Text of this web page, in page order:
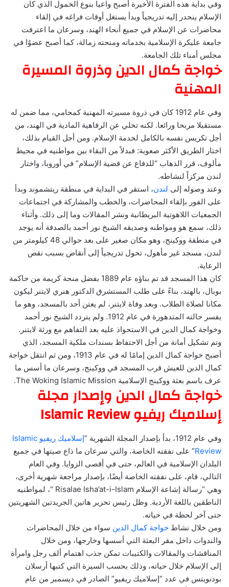
وفي بداية هذه الفترة الأخيرة أصبح واعيا بنوع الخمول الذي كان
الإسلام ينحدر إليه تدريجياً وبدأ يستغل أوقات فراغه في إلقاء
محاضرات عن الإسلام في جميع أنحاء الهند، وسرعان ما اعترفت
جامعة عليكرة الإسلامية بخدماته ومنحته زمالة، كما أصبح عضوًا في
مجلس أمناء تلك الجامعة.
خواجة كمال الدين وذروة المسيرة
المهنية
وفي عام 1912 كان في ذروة مسيرته المهنية كمحامي، مما ضمن له
مستقبلا مربحا ورائعا. لكنه تخلي عن الرفاهية المادية في الهند، من
أجل تكريس نفسه بالكامل لخدمة الإسلام. ومن أجل القيام بذلك،
اختار الطريق الأكثر صعوبة: فبدلاً من البقاء بين مواطنيه في محيط
مألوف، قرر الذهاب “للدفاع عن قضية الإسلام” في أوروبا، واختار
لندن مركزاً لنشاطه.
وعند وصوله إلى لندن، استقر في البداية في منطقة ريتشموند وبدأ
على الفور بإلقاء المحاضرات، والخطب والمشاركة في اجتماعات
الجمعيات اللاهوتية البريطانية ونشر المقالات وما إلى ذلك. وأثناء
ذلك، سمع هو ومواطنه وصديقه الشيخ نور أحمد بالصدفة أنه يوجد
في منطقة ووكينج، وهو مكان صغير على بعد حوالي 48 كيلومتر من
لندن، مسجد غير مأهول، تحول تدريجياً إلى أنقاض بسبب نقص
الرعاية.
كان هذا المسجد قد تم بناؤه عام 1889 بفضل منحة كريمة من حاكمة
بوبال، بالهند، بناءً على طلب المستشرق الدكتور هنري لايتنر ليكون
مكانا لصلاة الطلاب. وبعد وفاة لايتنر، لم يعتن أحد بالمسجد، وهو ما
يفسر حالته المتدهورة في عام 1912. ولم يتردد الشيخ نور أحمد
وخواجة كمال الدين في الاستحواذ عليه بعد التفاهم مع ورثة لايتنر.
وتم تشكيل أمانة من أجل الاحتفاظ بسندات ملكية المسجد، الذي
أصبح خواجة كمال الدين إمامًا له في عام 1913، ومن ثم انتقل خواجة
كمال الدين للعيش قرب المسجد في ووكينج، وسرعان ما أسس ما
عرف باسم بعثة ووكينج الإسلامية The Woking Islamic Mission.
خواجة كمال الدين وإصدار مجلة
إسلاميك ريفيو Islamic Review
وفي عام 1912، بدأ بإصدار المجلة الشهرية “
إسلاميك ريفيو Islamic
Review” على نفقته الخاصة، والتي سرعان ما ذاع صيتها في جميع
البلدان الإسلامية في العالم، حتى في أقصى الزوايا. وفي العام
التالي، قام، على نفقته الخاصة أيضًا، بإصدار مراجعة شهرية أخرى،
وهي “رسالة إشاعة الإسلام Risalae Isha’at-i-Islam “، لمواطنيه
الناطقين باللغة الأردية. وظل رئيس تحرير هاتين الجريدتين الشهريتين
حتى آخر لحظة في حياته.
ومن خلال نشاط خواجة كمال الدين سواء من خلال المحاضرات
والندوات داخل مقر البعثة التي أسسها وخارجها، ومن خلال
المناقشات والمقالات والكتيبات تمكن جذب اهتمام ألف رجل وامرأة
إلى الإسلام خلال حياته، وذلك بحسب السيرة التي كتبها أرسلان
بودنويتس في عدد “إسلاميك ريفيو” الصادر في ديسمبر من عام